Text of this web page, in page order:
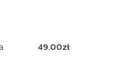
49.00zł